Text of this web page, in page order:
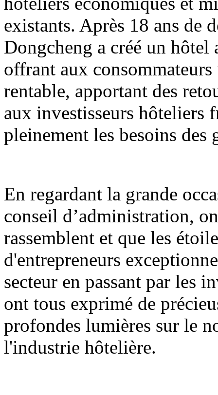
existants. Après 18 ans de
Dongcheng a créé un hôtel
offrant aux
rentable, apportant des
aux investisseurs hôteliers
pleinement les besoins
En regardant la grande
conseil d’administration,
rassemblent et que les
d'entrepreneurs
secteur en passant par les
ont tous exprimé de
profondes lumières sur le
l'industrie hôtelière.